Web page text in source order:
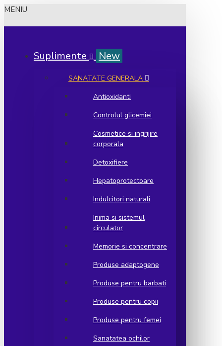
MENIU
Suplimente New
SANATATE GENERALA
Antioxidanti
Controlul glicemiei
Cosmetice si ingrijire
corporala
Detoxifiere
Hepatoprotectoare
Indulcitori naturali
Inima si sistemul
circulator
Memorie si concentrare
Produse adaptogene
Produse pentru barbati
Produse pentru copii
Produse pentru femei
Sanatatea ochilor